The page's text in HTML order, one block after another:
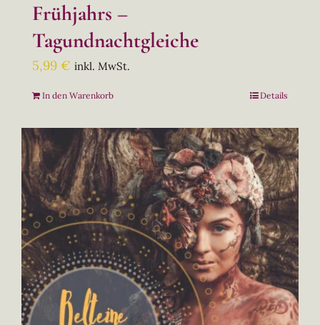
Frühjahrs –
Tagundnachtgleiche
5,99 € inkl. MwSt.
In den Warenkorb Details